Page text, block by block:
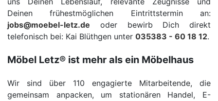
Deinen frühestmöglichen Eintrittstermin an:
jobs@moebel-letz.de oder bewirb Dich direkt
telefonisch bei: Kai Blüthgen unter 035383 - 60 18 12.
Möbel Letz® ist mehr als ein Möbelhaus
Wir sind über 110 engagierte Mitarbeitende, die
gemeinsam anpacken, um stationären Handel, E-